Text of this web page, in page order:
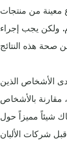
معينة من منتجات
ولكن يجب إجراء
الأشخاص الذين
مقارنة بالأشخاص
شيئاً مميزاً حول
شركات الألبان